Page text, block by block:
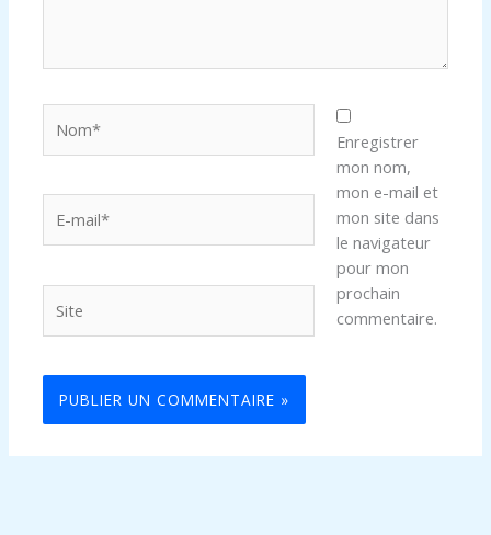
mail*
Enregistrer
mon nom,
mon e-mail et
mon site dans
le navigateur
pour mon
prochain
commentaire.